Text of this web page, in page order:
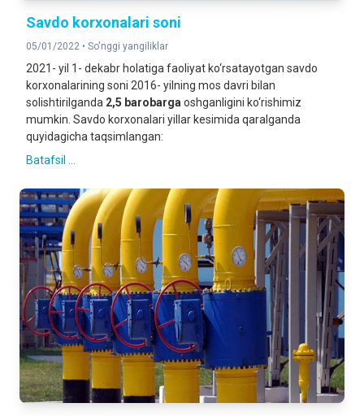
Savdo korxonalari soni
05/01/2022 • So'nggi yangiliklar
2021- yil 1- dekabr holatiga faoliyat ko‘rsatayotgan savdo
korxonalarining soni 2016- yilning mos davri bilan
solishtirilganda 2,5 barobarga oshganligini ko‘rishimiz
mumkin. Savdo korxonalari yillar kesimida qaralganda
quyidagicha taqsimlangan:
Batafsil ...